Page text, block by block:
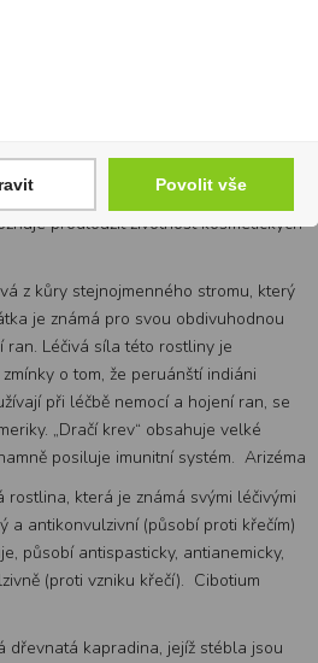
v lidovém léčitelství. Má
antialergické vlastnosti. Jedná se o
prodloužit životnost kosmetických
z kůry stejnojmenného stromu, který
je známá pro svou obdivuhodnou
Léčivá síla této rostliny je
o tom, že peruánští indiáni
při léčbě nemocí a hojení ran, se
„Dračí krev“ obsahuje velké
posiluje imunitní systém. Arizéma
která je známá svými léčivými
a antikonvulzivní (působí proti křečím)
působí antispasticky, antianemicky,
(proti vzniku křečí). Cibotium
dřevnatá kapradina, jejíž stébla jsou
Povolit vše